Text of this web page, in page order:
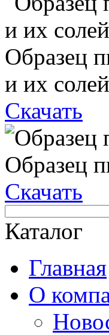
Образец
и их солей
Скачать
Образец
Скачать
Каталог
Главная
О